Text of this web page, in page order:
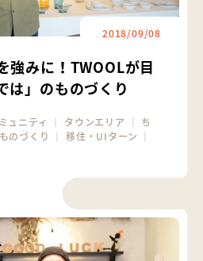
2018/09/08
強みに！TWOOLが目
は」のものづくり
ュニティ ｜ タウンエリア ｜ ち
ものづくり ｜移住・UIターン ｜